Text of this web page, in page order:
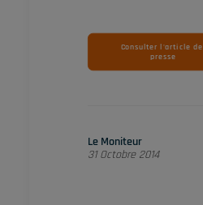
Consulter l'article de
presse
Le Moniteur
31 Octobre 2014